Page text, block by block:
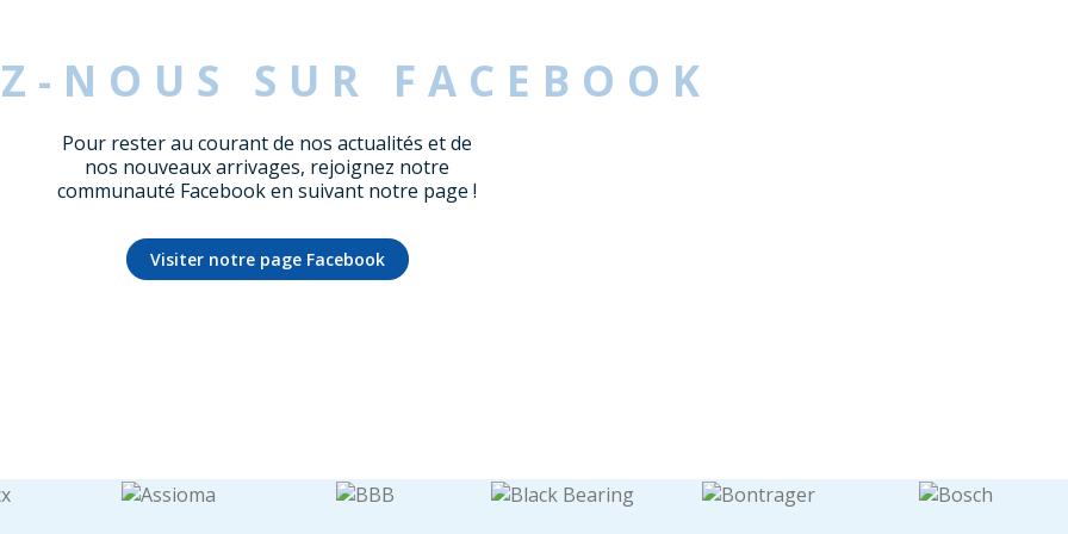
NOUS SUR FACEBOOK
Pour rester au courant de nos actualités et de
nos nouveaux arrivages, rejoignez notre
communauté Facebook en suivant notre page !
Visiter notre page Facebook